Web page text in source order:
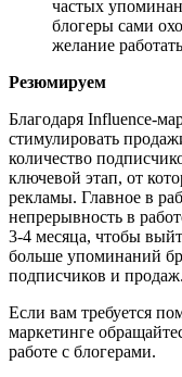
частых
блогеры сами
желание
Резюмируем
Благодаря Influence-
стимулировать
количество
ключевой этап, от
рекламы. Главное в
непрерывность в
3-4 месяца, чтобы
больше упоминаний
подписчиков и продаж.
Если вам требуется
маркетинге
работе с блогерами.